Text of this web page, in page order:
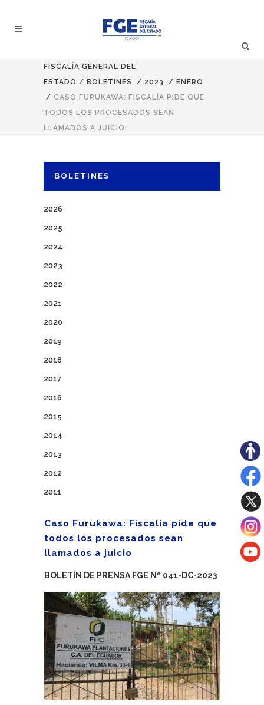
FISCALÍA GENERAL DEL
ESTADO / BOLETINES / 2023 / ENERO
/ CASO FURUKAWA: FISCALÍA PIDE QUE
TODOS LOS PROCESADOS SEAN
LLAMADOS A JUICIO
BOLETINES
2026
2025
2024
2023
2022
2021
2020
2019
2018
2017
2016
2015
2014
2013
2012
2011
Caso Furukawa: Fiscalía pide que
todos los procesados sean
llamados a juicio
BOLETÍN DE PRENSA FGE Nº 041-DC-2023